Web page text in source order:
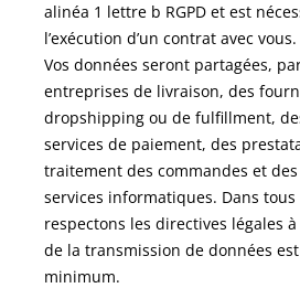
alinéa 1 lettre b RGPD et est
l’exécution d’un contrat avec vous.
Vos données seront partagées,
entreprises de livraison, des
dropshipping ou de fulfillment,
services de paiement, des
traitement des commandes et
services informatiques. Dans tous
respectons les directives légales
de la transmission de données
minimum.